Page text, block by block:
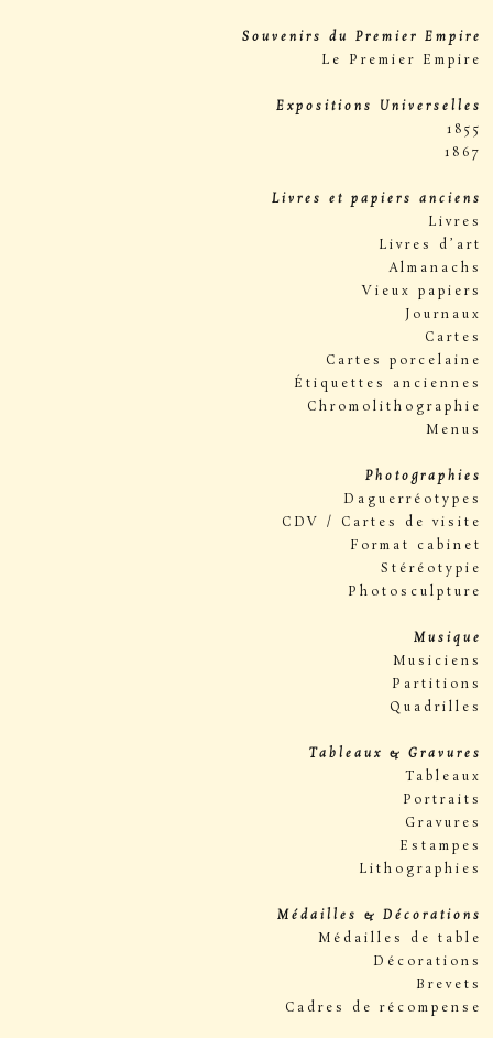
Souvenirs du Premier Empire
Le Premier Empire
Expositions Universelles
1855
1867
Livres et papiers anciens
Livres
Livres d’art
Almanachs
Vieux papiers
Journaux
Cartes
Cartes porcelaine
Étiquettes anciennes
Chromolithographie
Menus
Photographies
Daguerréotypes
CDV / Cartes de visite
Format cabinet
Stéréotypie
Photosculpture
Musique
Musiciens
Partitions
Quadrilles
Tableaux & Gravures
Tableaux
Portraits
Gravures
Estampes
Lithographies
Médailles & Décorations
Médailles de table
Décorations
Brevets
Cadres de récompense